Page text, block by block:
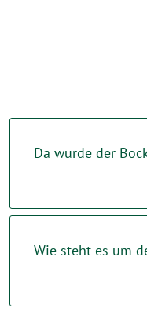
Da wurde der
Wie steht es um